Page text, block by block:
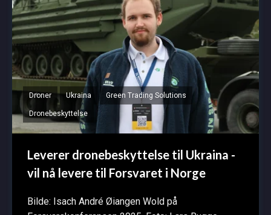
Droner Ukraina Green Trading Solutions
Dronebeskyttelse
Leverer dronebeskyttelse til Ukraina -
vil nå levere til Forsvaret i Norge
Bilde: Isach André Øiangen Wold på